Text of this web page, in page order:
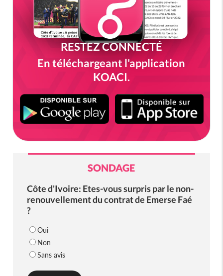
RESTEZ CONNECTÉ
En téléchargeant l'application
KOACI.
SONDAGE
Côte d'Ivoire: Etes-vous surpris par le non-
renouvellement du contrat de Emerse Faé
?
Oui
Non
Sans avis